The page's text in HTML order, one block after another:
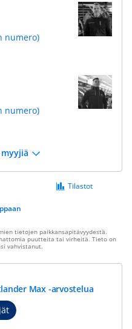
numero)
numero)
Tilastot
tietojen paikkansapitävyydestä.
puutteita tai virheitä. Tieto on
vahvistanut.
Max -arvostelua